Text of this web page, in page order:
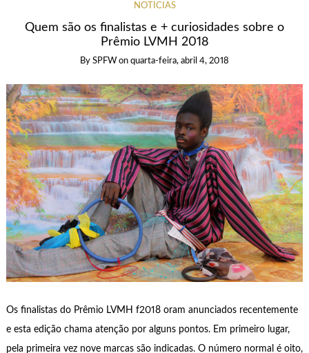
NOTÍCIAS
Quem são os finalistas e + curiosidades sobre o
Prêmio LVMH 2018
By SPFW on quarta-feira, abril 4, 2018
Os finalistas do Prêmio LVMH f2018 oram anunciados recentemente
e esta edição chama atenção por alguns pontos. Em primeiro lugar,
pela primeira vez nove marcas são indicadas. O número normal é oito,